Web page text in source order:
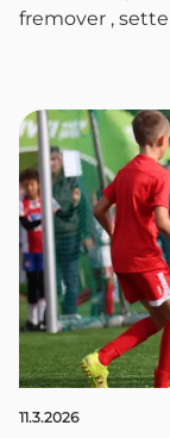
fremover ,
11.3.2026